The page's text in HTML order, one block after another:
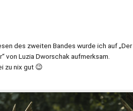
des zweiten Bandes wurde ich auf
von Luzia Dworschak aufmerksam.
zu nix gut 😉